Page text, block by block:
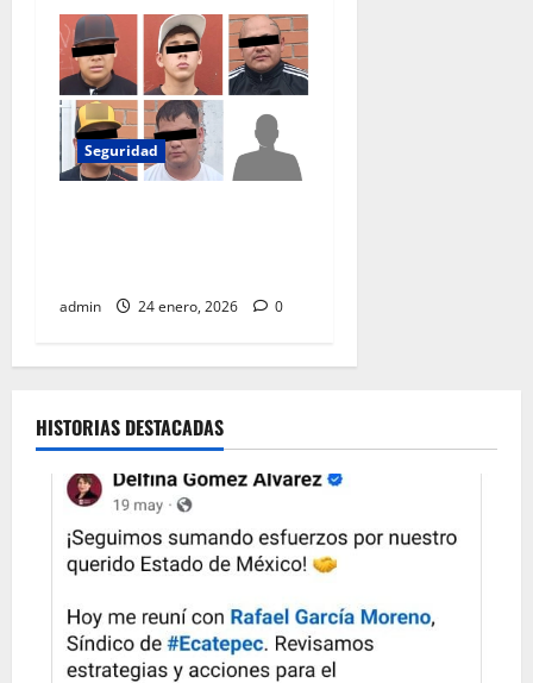
Seguridad
admin 24 enero, 2026 0
HISTORIAS DESTACADAS